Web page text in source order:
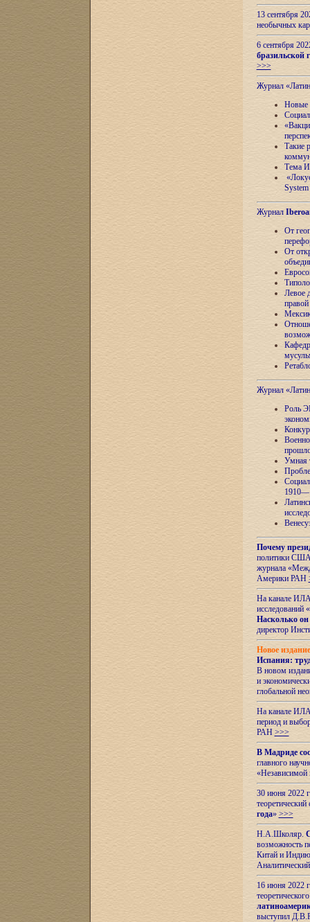
13 сентября
необычных
6 сентября
бразильской
>>>
Журнал
Новые
Такие
Тема
Журнал
От
От
Левое
Журнал
Роль
Умная
Почему
политики США
журнала
Америки РАН
На канале ИЛА
исследований «
Насколько он
директор
Новое
Испания:
В новом
и
глобальной
На канале
период и
РАН >>>
В Мадриде
главного
«Независимой
30 июня 2022
года» >>>
Н.А.Школяр.
возможность
Китай и
16 июня 2022
выступил